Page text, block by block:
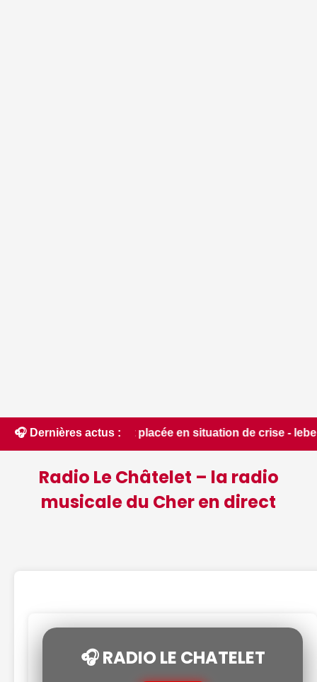
🎧 Dernières actus :
en situation de crise - leberry.fr • 📰
Radio Le Châtelet – la radio
musicale du Cher en direct
🎧 RADIO LE CHATELET